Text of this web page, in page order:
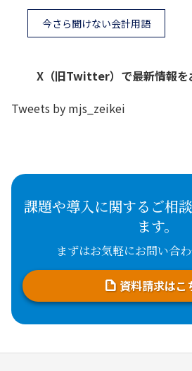
今さら聞けない会計用語
X（旧Twitter）で最新情報を
Tweets by mjs_zeikei
課題や導入に関するご相
ます。
まずはお気軽にお問い合わ
資料請求はこ